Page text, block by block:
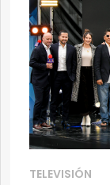
TELEVISIÓN